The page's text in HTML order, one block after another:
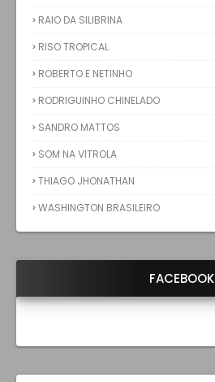
RAIO DA SILIBRINA
RISO TROPICAL
ROBERTO E NETINHO
RODRIGUINHO CHINELADO
SANDRO MATTOS
SOM NA VITROLA
THIAGO JHONATHAN
WASHINGTON BRASILEIRO
FACEBOOK